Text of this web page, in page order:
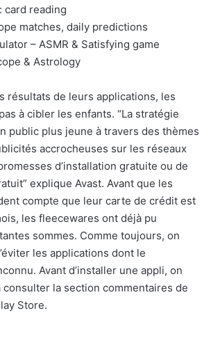
card reading
matches, daily predictions
– ASMR & Satisfying game
& Astrology
résultats de leurs applications, les
à cibler les enfants. “La stratégie
public plus jeune à travers des thèmes
accrocheuses sur les réseaux
d’installation gratuite ou de
explique Avast. Avant que les
compte que leur carte de crédit est
les fleecewares ont déjà pu
sommes. Comme toujours, on
les applications dont le
Avant d’installer une appli, on
la section commentaires de
Store.